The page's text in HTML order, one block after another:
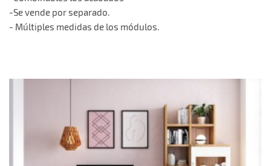
-Se vende por separado.
- Múltiples medidas de los módulos.